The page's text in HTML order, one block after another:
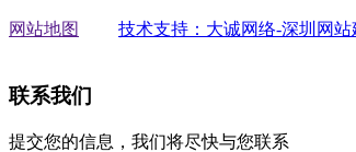
网站地图 技术支持：大诚网络-深圳网站
联系我们
提交您的信息，我们将尽快与您联系